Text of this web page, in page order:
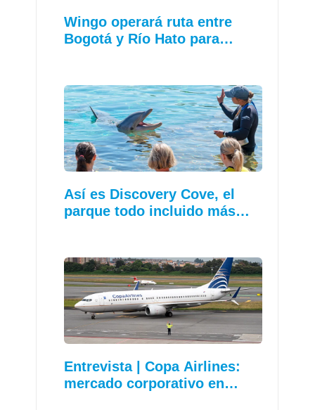
Wingo operará ruta entre
Bogotá y Río Hato para…
Así es Discovery Cove, el
parque todo incluido más…
Entrevista | Copa Airlines:
mercado corporativo en…